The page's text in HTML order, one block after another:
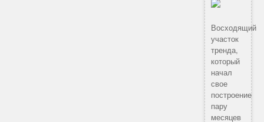
Восходящий
участок
тренда,
который
начал
свое
построение
пару
месяцев